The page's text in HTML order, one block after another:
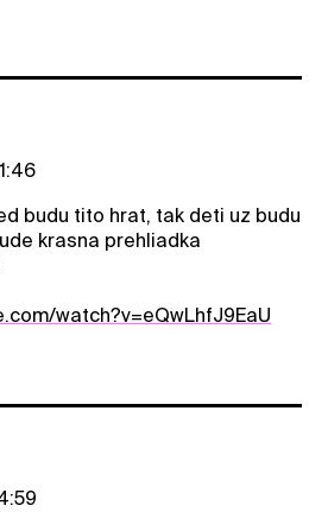
budu tito hrat, tak deti uz budu
krasna prehliadka
watch?v=eQwLhfJ9EaU